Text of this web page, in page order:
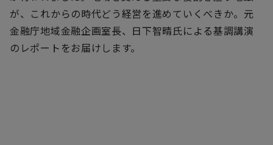
が、これからの時代どう経営を進めていくべきか。元
金融庁地域金融企画室長、日下智晴氏による基調講演
のレポートをお届けします。